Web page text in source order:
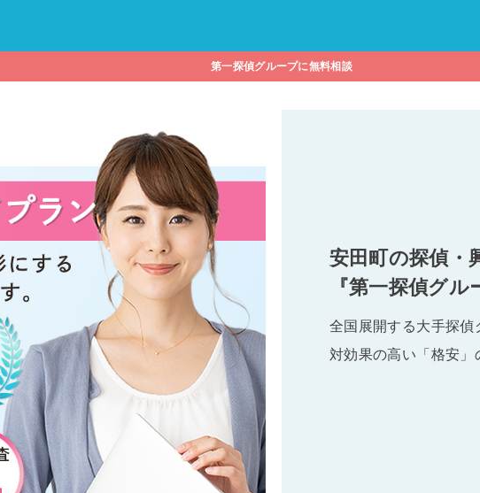
第一探偵グループに無料相談
安田町の探偵・
『第一探偵グル
全国展開する大手探
対効果の高い「格安」